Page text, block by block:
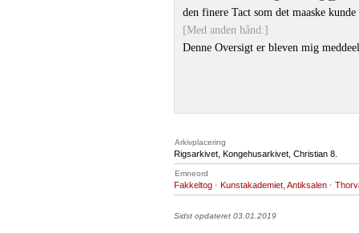
den finere Tact som det maaske
[Med anden hånd:]
Denne Oversigt er bleven mig
Arkivplacering
Rigsarkivet, Kongehusarkivet, Christian 8.
Emneord
Fakkeltog · Kunstakademiet, Antiksalen ·
Sidst opdateret 03.01.2019